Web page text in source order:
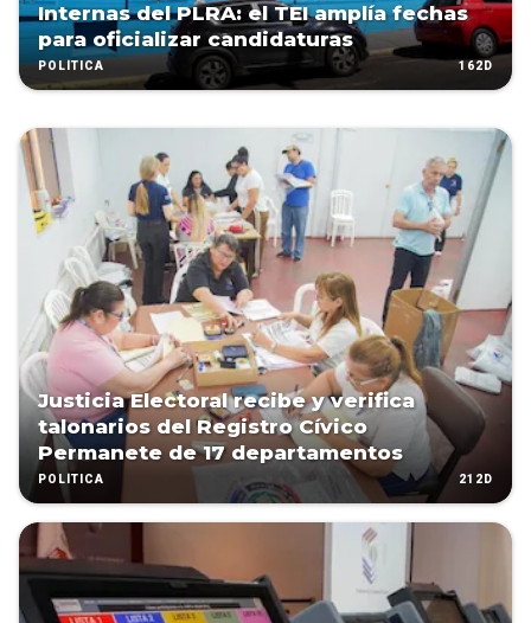
Internas del PLRA: el TEI amplía fechas
para oficializar candidaturas
POLÍTICA 162D
Justicia Electoral recibe y verifica
talonarios del Registro Cívico
Permanete de 17 departamentos
POLÍTICA 212D